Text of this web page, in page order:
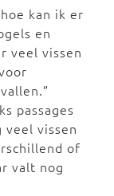
kan ik er
en
veel vissen
passages
vissen
of
valt nog